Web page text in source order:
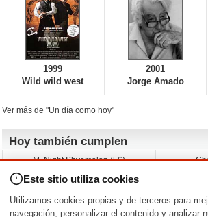
1999
Wild wild west
2001
Jorge Amado
Ver más de "Un día como hoy"
Hoy también cumplen
M. Night Shyamalan (56)
Andy Warhol (98)
Melissa George (50)
Vera Farmiga (53)
Este sitio utiliza cookies
Utilizamos cookies propias y de terceros para
navegación, personalizar el contenido y analizar